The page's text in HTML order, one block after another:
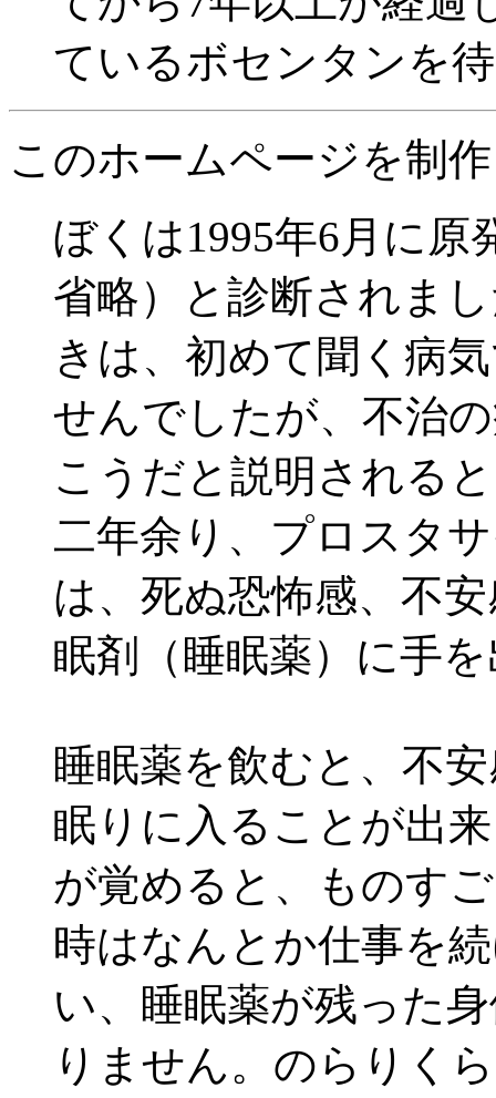
ているボセンタンを
このホームページを制
ぼくは1995年6月に原
省略）と診断されま
きは、初めて聞く病
せんでしたが、不治
こうだと説明される
二年余り、プロスタ
は、死ぬ恐怖感、不
眠剤（睡眠薬）に手
睡眠薬を飲むと、不
眠りに入ることが出
が覚めると、ものす
時はなんとか仕事を
い、睡眠薬が残った
りません。のらりく